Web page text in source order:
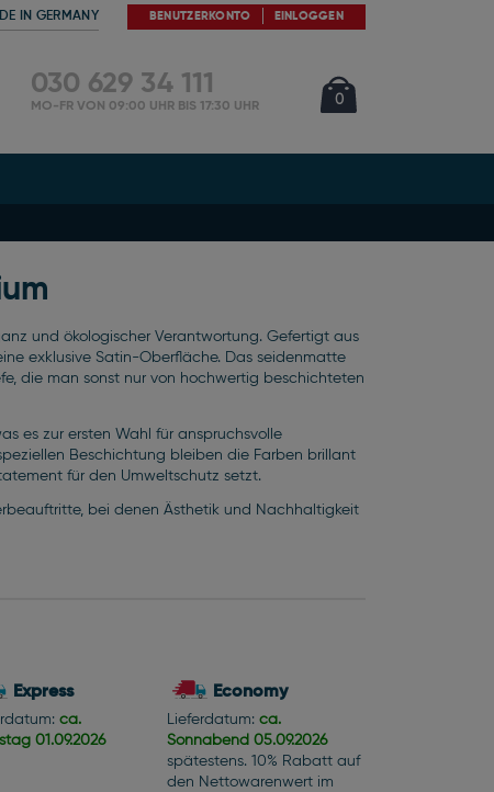
IN GERMANY BENUTZERKONTO EINLOGGEN
0Artikel
030 629 34 111
MO-FR VON 09:00 UHR BIS 17:30 UHR
und ökologischer Verantwortung. Gefertigt aus
exklusive Satin-Oberfläche. Das seidenmatte
die man sonst nur von hochwertig beschichteten
es zur ersten Wahl für anspruchsvolle
Beschichtung bleiben die Farben brillant
für den Umweltschutz setzt.
bei denen Ästhetik und Nachhaltigkeit
Express
ca.
01.09.2026
Economy
Lieferdatum: ca.
Sonnabend 05.09.2026
spätestens. 10% Rabatt auf
den Nettowarenwert im